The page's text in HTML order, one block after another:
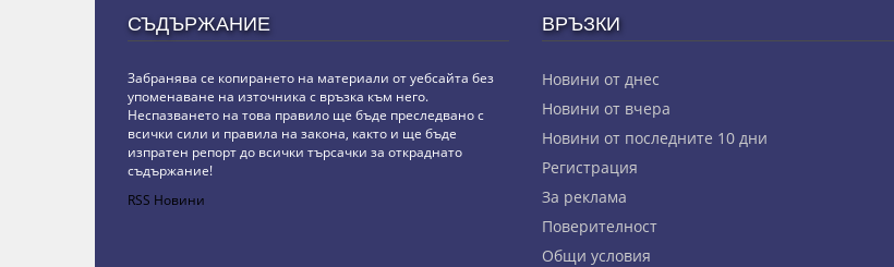
СЪДЪРЖАНИЕ
Забранява се копирането на материали от уебсайта без
упоменаване на източника с връзка към него.
Неспазването на това правило ще бъде преследвано с
всички сили и правила на закона, както и ще бъде
изпратен репорт до всички търсачки за откраднато
съдържание!
RSS Новини
ВРЪЗКИ
Новини от днес
Новини от вчера
Новини от последните 10 дни
Регистрация
За реклама
Πoвepитeлнocт
Общи условия